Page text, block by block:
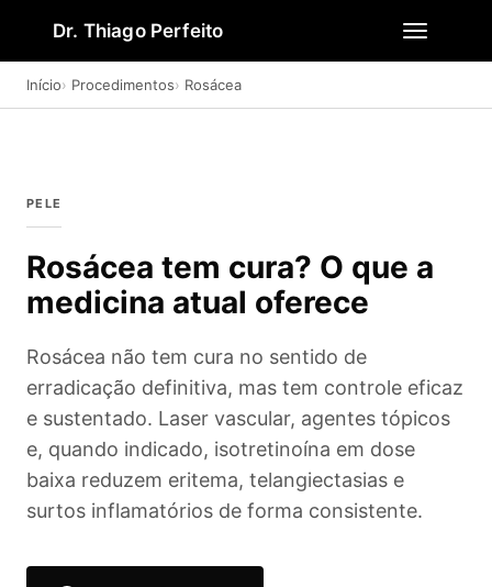
Dr. Thiago Perfeito
Início Procedimentos Rosácea
PELE
Rosácea tem cura? O que a
medicina atual oferece
Rosácea não tem cura no sentido de
erradicação definitiva, mas tem controle eficaz
e sustentado. Laser vascular, agentes tópicos
e, quando indicado, isotretinoína em dose
baixa reduzem eritema, telangiectasias e
surtos inflamatórios de forma consistente.